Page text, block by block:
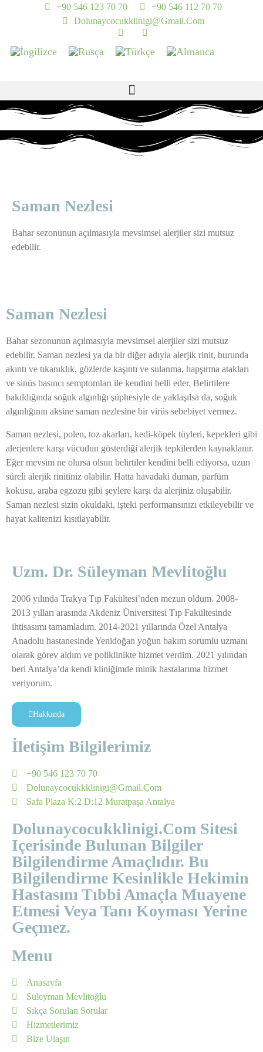
+90 546 123 70 70
+90 546 112 70 70
Dolunaycocukklinigi@gmail.com
Saman Nezlesi
Bahar sezonunun açılmasıyla mevsimsel alerjiler sizi mutsuz
edebilir.
Saman Nezlesi
Bahar sezonunun açılmasıyla mevsimsel alerjiler sizi mutsuz
edebilir. Saman nezlesi ya da bir diğer adıyla alerjik rinit, burunda
akıntı ve tıkanıklık, gözlerde kaşıntı ve sulanma, hapşırma atakları
ve sinüs basıncı semptomları ile kendini belli eder. Belirtilere
bakıldığında soğuk algınlığı şüphesiyle de yaklaşılsa da, soğuk
algınlığının aksine saman nezlesine bir virüs sebebiyet vermez.
Saman nezlesi, polen, toz akarları, kedi-köpek tüyleri, kepekleri gibi
alerjenlere karşı vücudun gösterdiği alerjik tepkilerden kaynaklanır.
Eğer mevsim ne olursa olsun belirtiler kendini belli ediyorsa, uzun
süreli alerjik rinitiniz olabilir. Hatta havadaki duman, parfüm
kokusu, araba egzozu gibi şeylere karşı da alerjiniz oluşabilir.
Saman nezlesi sizin okuldaki, işteki performansınızı etkileyebilir ve
hayat kalitenizi kısıtlayabilir.
Uzm. Dr. Süleyman Mevlitoğlu
2006 yılında Trakya Tıp Fakültesi’nden mezun oldum. 2008-
2013 yılları arasında Akdeniz Üniversitesi Tıp Fakültesinde
ihtisasımı tamamladım. 2014-2021 yıllarında Özel Antalya
Anadolu hastanesinde Yenidoğan yoğun bakım sorumlu uzmanı
olarak görev aldım ve poliklinikte hizmet verdim. 2021 yılından
beri Antalya’da kendi kliniğimde minik hastalarıma hizmet
veriyorum.
Hakkında
İletişim Bilgilerimiz
+90 546 123 70 70
Dolunaycocukkklinigi@gmail.com
Safa Plaza K:2 D:12 Muratpaşa Antalya
Dolunaycocukklinigi.com Sitesi
Içerisinde Bulunan Bilgiler
Bilgilendirme Amaçlıdır. Bu
Bilgilendirme Kesinlikle Hekimin
Hastasını Tıbbi Amaçla Muayene
Etmesi Veya Tanı Koyması Yerine
Geçmez.
Menu
Anasayfa
Süleyman Mevlitoğlu
Sıkça Sorulan Sorular
Hizmetlerimiz
Bize Ulaşın